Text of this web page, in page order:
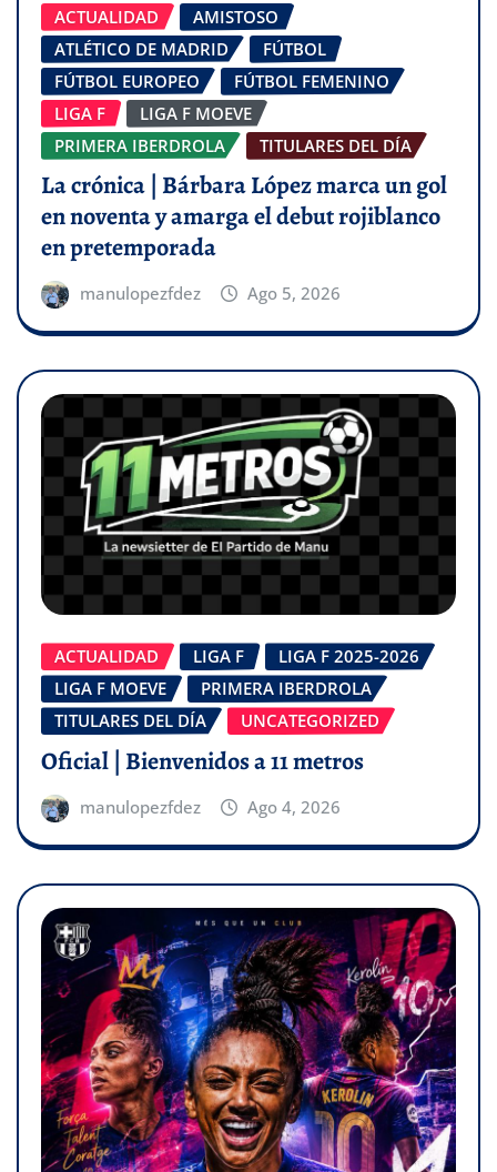
ACTUALIDAD
AMISTOSO
ATLÉTICO DE MADRID
FÚTBOL
FÚTBOL EUROPEO
FÚTBOL FEMENINO
LIGA F
LIGA F MOEVE
PRIMERA IBERDROLA
TITULARES DEL DÍA
La crónica | Bárbara López marca un gol
en noventa y amarga el debut rojiblanco
en pretemporada
manulopezfdez Ago 5, 2026
ACTUALIDAD LIGA F
LIGA F 2025-2026
LIGA F MOEVE
PRIMERA IBERDROLA
TITULARES DEL DÍA
UNCATEGORIZED
Oficial | Bienvenidos a 11 metros
manulopezfdez Ago 4, 2026